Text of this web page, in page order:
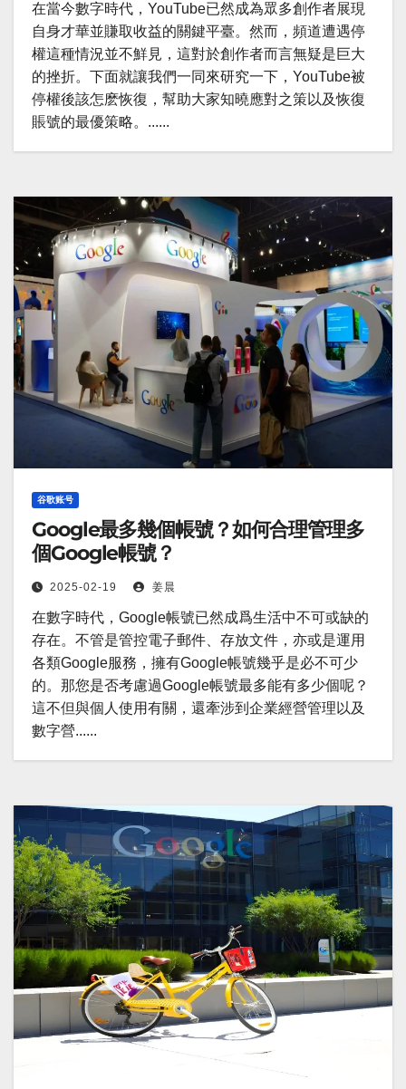
在當今數字時代，YouTube已然成為眾多創作者展現
自身才華並賺取收益的關鍵平臺。然而，頻道遭遇停
權這種情況並不鮮見，這對於創作者而言無疑是巨大
的挫折。下面就讓我們一同來研究一下，YouTube被
停權後該怎麽恢復，幫助大家知曉應對之策以及恢復
賬號的最優策略。......
谷歌账号
Google最多幾個帳號？如何合理管理多
個Google帳號？
2025-02-19 姜晨
在數字時代，Google帳號已然成爲生活中不可或缺的
存在。不管是管控電子郵件、存放文件，亦或是運用
各類Google服務，擁有Google帳號幾乎是必不可少
的。那您是否考慮過Google帳號最多能有多少個呢？
這不但與個人使用有關，還牽涉到企業經營管理以及
數字營......